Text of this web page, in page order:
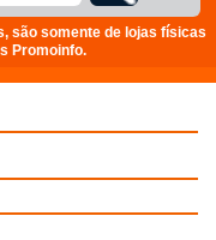
são somente de lojas físicas
Promoinfo.